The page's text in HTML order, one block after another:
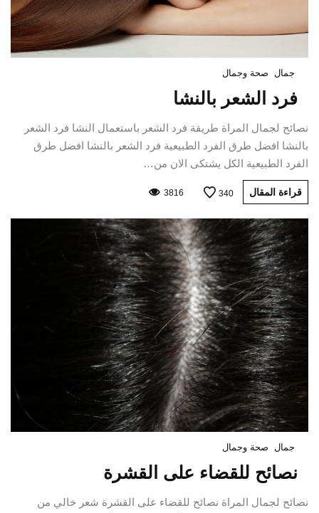
جمال صحة وجمال
فرد الشعر بالنشا
نصائح لجمال المراة طريقة فرد الشعر باستعمال النشا فرد الشعر
بالنشا افضل طرق الفرد الطبيعية فرد الشعر بالنشا افضل طرق
الفرد الطبيعية الكل يشتكى الان من…
قراءة المقال 340
3816
جمال صحة وجمال
نصائح للقضاء على القشرة‏
نصائح لجمال المراة نصائح للقضاء على القشرة‏ شعر خالي من